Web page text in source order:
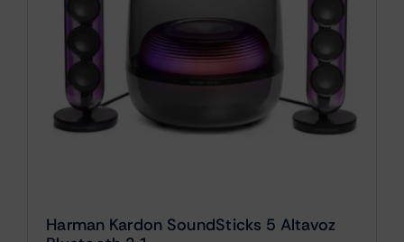
Harman Kardon SoundSticks 5 Altavoz